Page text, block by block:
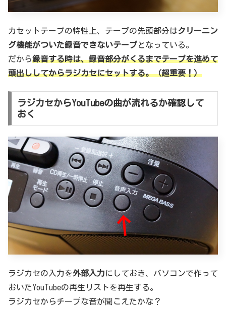
カセットテープの特性上、テープの先頭部分はクリーニン
グ機能がついた録音できないテープとなっている。
だから録音する時は、録音部分がくるまでテープを進めて
頭出ししてからラジカセにセットする。（超重要！）
ラジカセからYouTubeの曲が流れるか確認して
おく
ラジカセの入力を外部入力にしておき、パソコンで作って
おいたYouTubeの再生リストを再生する。
ラジカセからチープな音が聞こえたかな？